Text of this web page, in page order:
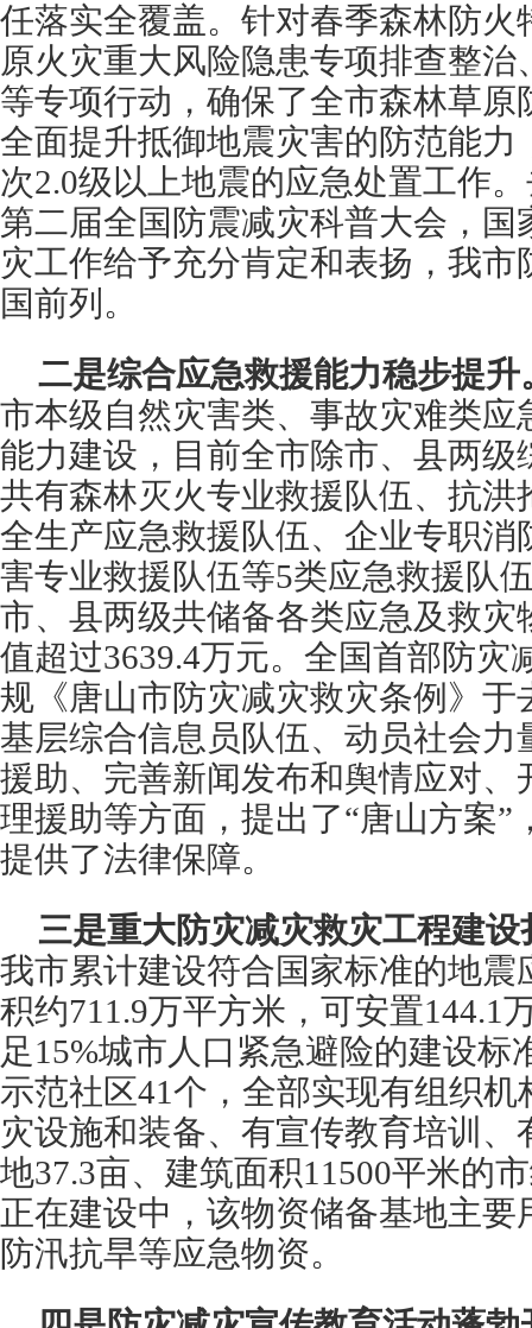
任落实全覆盖。针对春季森林防火
原火灾重大风险隐患专项排查整
等专项行动，确保了全市森林草
全面提升抵御地震灾害的防范能力
次2.0级以上地震的应急处置工作
第二届全国防震减灾科普大会，
灾工作给予充分肯定和表扬，我
国前列。
二是综合应急救援能力稳步提升
市本级自然灾害类、事故灾难类应
能力建设，目前全市除市、县两级
共有森林灭火专业救援队伍、抗洪
全生产应急救援队伍、企业专职消
害专业救援队伍等5类应急救援队
市、县两级共储备各类应急及救灾
值超过3639.4万元。全国首部防灾
规《唐山市防灾减灾救灾条例》于
基层综合信息员队伍、动员社会
援助、完善新闻发布和舆情应对、
理援助等方面，提出了“唐山方案”
提供了法律保障。
三是重大防灾减灾救灾工程建设
我市累计建设符合国家标准的地震
积约711.9万平方米，可安置144.1
足15%城市人口紧急避险的建设标
示范社区41个，全部实现有组织
灾设施和装备、有宣传教育培训
地37.3亩、建筑面积11500平米的
正在建设中，该物资储备基地主
防汛抗旱等应急物资。